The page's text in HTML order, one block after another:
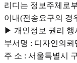
리디는 정보주체로
이내(전송요구의 경
▶ 개인정보 권리 행
부서명 : 디자인의뢰
주 소 : 서울특별시